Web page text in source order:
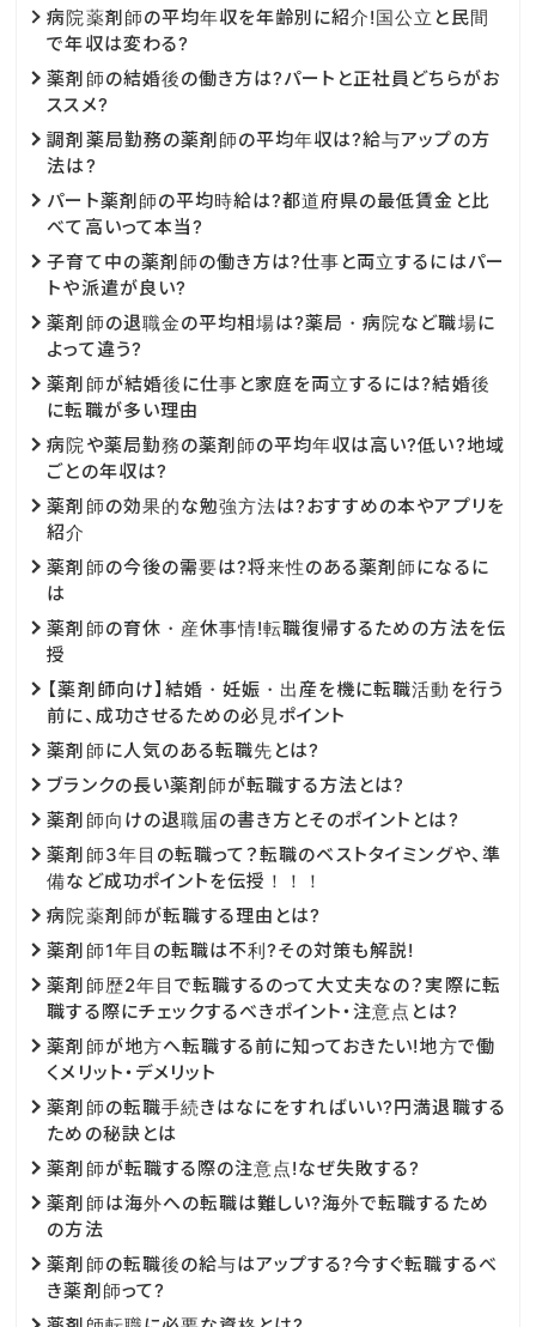
病院薬剤師の平均年収を年齢別に紹介!国公立と民間
で年収は変わる?
薬剤師の結婚後の働き方は?パートと正社員どちらがお
ススメ?
調剤薬局勤務の薬剤師の平均年収は?給与アップの方
法は?
パート薬剤師の平均時給は?都道府県の最低賃金と比
べて高いって本当?
子育て中の薬剤師の働き方は?仕事と両立するにはパー
トや派遣が良い?
薬剤師の退職金の平均相場は?薬局・病院など職場に
よって違う?
薬剤師が結婚後に仕事と家庭を両立するには?結婚後
に転職が多い理由
病院や薬局勤務の薬剤師の平均年収は高い?低い?地域
ごとの年収は?
薬剤師の効果的な勉強方法は?おすすめの本やアプリを
紹介
薬剤師の今後の需要は?将来性のある薬剤師になるに
は
薬剤師の育休・産休事情!転職復帰するための方法を伝
授
【薬剤師向け】結婚・妊娠・出産を機に転職活動を行う
前に、成功させるための必見ポイント
薬剤師に人気のある転職先とは?
ブランクの長い薬剤師が転職する方法とは?
薬剤師向けの退職届の書き方とそのポイントとは?
薬剤師3年目の転職って？転職のベストタイミングや、準
備など成功ポイントを伝授！！！
病院薬剤師が転職する理由とは?
薬剤師1年目の転職は不利?その対策も解説!
薬剤師歴2年目で転職するのって大丈夫なの？実際に転
職する際にチェックするべきポイント・注意点とは?
薬剤師が地方へ転職する前に知っておきたい!地方で働
くメリット・デメリット
薬剤師の転職手続きはなにをすればいい?円満退職する
ための秘訣とは
薬剤師が転職する際の注意点!なぜ失敗する?
薬剤師は海外への転職は難しい?海外で転職するため
の方法
薬剤師の転職後の給与はアップする?今すぐ転職するべ
き薬剤師って?